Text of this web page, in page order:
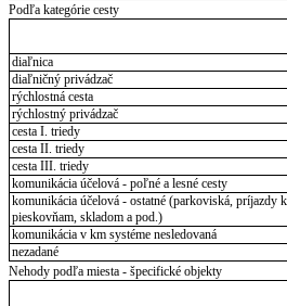
Podľa kategórie cesty
diaľnica
diaľničný privádzač
rýchlostná cesta
rýchlostný privádzač
cesta I. triedy
cesta II. triedy
cesta III. triedy
komunikácia účelová - poľné a lesné cesty
komunikácia účelová - ostatné (parkoviská, príjazdy
pieskovňam, skladom a pod.)
komunikácia v km systéme nesledovaná
nezadané
Nehody podľa miesta - špecifické objekty